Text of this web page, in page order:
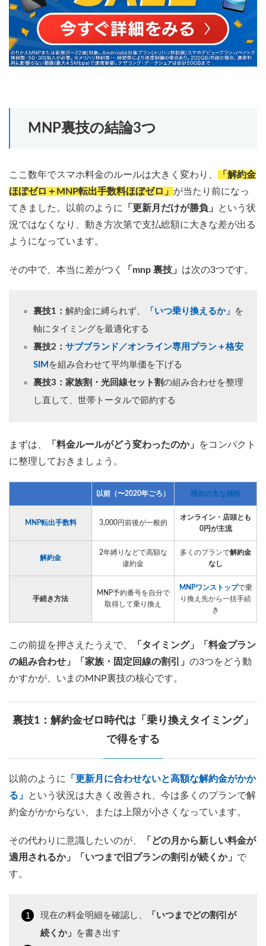
MNP裏技の結論3つ
ここ数年でスマホ料金のルールは大きく変わり、
「解約金
ほぼゼロ＋MNP転出手数料ほぼゼロ」 が当たり前になっ
てきました。以前のように
「更新月だけが勝負」
という状
況ではなくなり、動き方次第で支払総額に大きな差が出る
ようになっています。
その中で、本当に差がつく 「mnp 裏技」 は次の3つです。
裏技1： 解約金に縛られず、 「いつ乗り換えるか」
を
軸にタイミングを最適化する
裏技2： サブブランド／オンライン専用プラン＋格安
SIM を組み合わせて平均単価を下げる
裏技3： 家族割・光回線セット割の組み合わせを整理
し直して、世帯トータルで節約する
まずは、 「料金ルールがどう変わったのか」
をコンパクト
に整理しておきましょう。
以前（〜2020年ごろ） 現在の主な傾向
MNP転出手数料 3,000円前後が一般的
オンライン・店頭とも
0円が主流
解約金
2年縛りなどで高額な
違約金
多くのプランで解約金
なし
手続き方法
MNP予約番号を自分で
取得して乗り換え
MNPワンストップで乗
り換え先から一括手続
き
この前提を押さえたうえで、
「タイミング」「料金プラン
の組み合わせ」「家族・固定回線の割引」 の3つをどう動
かすかが、いまのMNP裏技の核心です。
裏技1：解約金ゼロ時代は「乗り換えタイミング」
で得をする
以前のように
「更新月に合わせないと高額な解約金がかか
る」
という状況は大きく改善され、今は多くのプランで解
約金がかからない、または上限が小さくなっています。
その代わりに意識したいのが、
「どの月から新しい料金が
適用されるか」「いつまで旧プランの割引が続くか」 で
す。
現在の料金明細を確認し、
「いつまでどの割引が
続くか」
を書き出す